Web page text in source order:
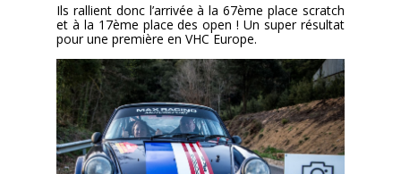
Ils rallient donc l’arrivée à la 67ème place scratch
et à la 17ème place des open ! Un super résultat
pour une première en VHC Europe.